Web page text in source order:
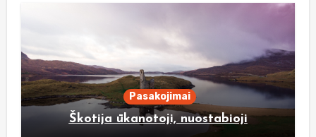
Pasakojimai
Škotija ūkanotoji, nuostabioji